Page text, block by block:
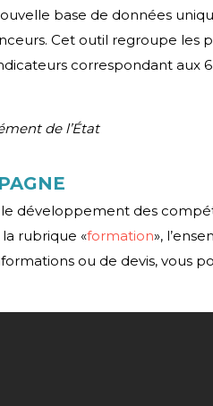
base de données
Cet outil regroupe les
correspondant aux
de l’État
développement des
rubrique «formation»,
ou de devis, vous